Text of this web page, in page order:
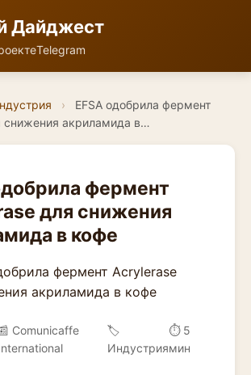
Дайджест
Telegram
›
EFSA одобрила фермент
снижения акриламида в…
фермент
для снижения
в кофе
Comunicaffe
🏷️
Индустрия
⏱ 5
мин